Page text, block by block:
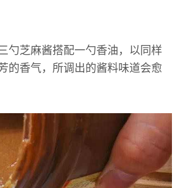
勺芝麻酱搭配一勺香油，以同样
的香气，所调出的酱料味道会愈